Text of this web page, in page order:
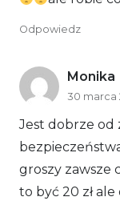
Odpowiedz
Monika
30 marca
Jest dobrze od
groszy zawsze
to być 20 zł ale